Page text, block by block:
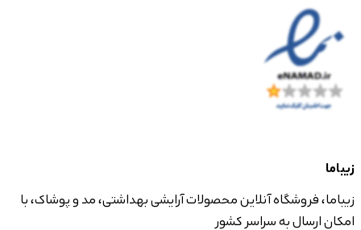
زیباما
زیباما، فروشگاه آنلاین محصولات آرایشی بهداشتی، مد و پوشاک، با
امکان ارسال به سراسر کشور